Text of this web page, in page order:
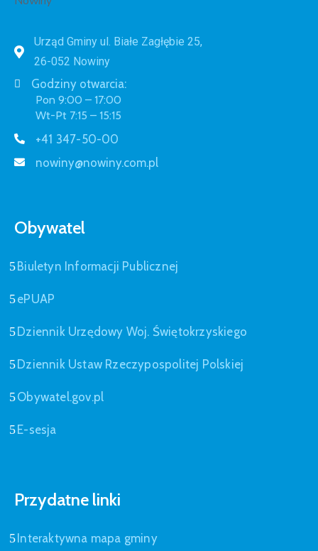
Urząd Gminy ul. Białe Zagłębie 25,
26-052 Nowiny
Godziny otwarcia:
Pon 9:00 – 17:00
Wt-Pt 7:15 – 15:15
+41 347-50-00
nowiny@nowiny.com.pl
Obywatel
Biuletyn Informacji Publicznej
ePUAP
Dziennik Urzędowy Woj. Świętokrzyskiego
Dziennik Ustaw Rzeczypospolitej Polskiej
Obywatel.gov.pl
E-sesja
Przydatne linki
Interaktywna mapa gminy